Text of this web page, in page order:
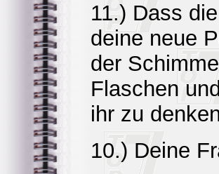
11.) Dass
deine neue
der
Flaschen
ihr zu
10.) Deine